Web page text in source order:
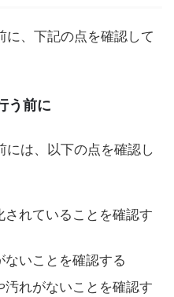
に、下記の点を確認して
う前に
には、以下の点を確認し
れていることを確認す
いことを確認する
れがないことを確認す